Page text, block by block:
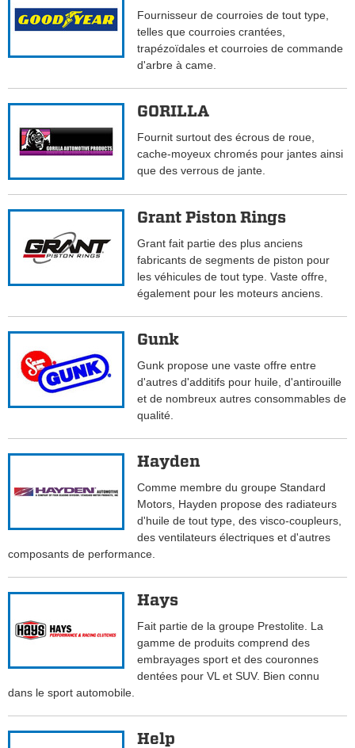
Fournisseur de courroies de tout type,
telles que courroies crantées,
trapézoïdales et courroies de commande
d'arbre à came.
GORILLA
Fournit surtout des écrous de roue,
cache-moyeux chromés pour jantes ainsi
que des verrous de jante.
Grant Piston Rings
Grant fait partie des plus anciens
fabricants de segments de piston pour
les véhicules de tout type. Vaste offre,
également pour les moteurs anciens.
Gunk
Gunk propose une vaste offre entre
d'autres d'additifs pour huile, d'antirouille
et de nombreux autres consommables de
qualité.
Hayden
Comme membre du groupe Standard
Motors, Hayden propose des radiateurs
d'huile de tout type, des visco-coupleurs,
des ventilateurs électriques et d'autres
composants de performance.
Hays
Fait partie de la groupe Prestolite. La
gamme de produits comprend des
embrayages sport et des couronnes
dentées pour VL et SUV. Bien connu
dans le sport automobile.
Help